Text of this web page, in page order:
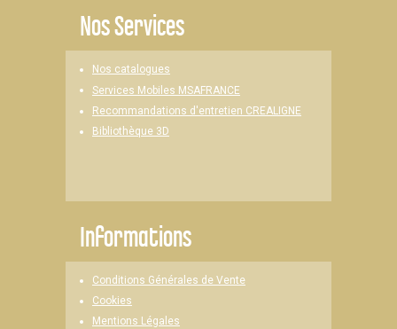
Nos Services
Nos catalogues
Services Mobiles MSAFRANCE
Recommandations d'entretien CREALIGNE
Bibliothèque 3D
Informations
Conditions Générales de Vente
Cookies
Mentions Légales